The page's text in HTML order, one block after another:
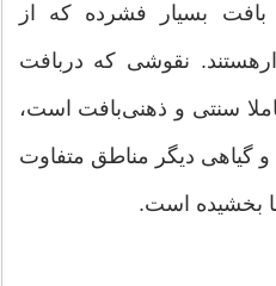
بافت بسیار فشرده که از
نقوشی که دربافت
سنتی و ذهنی‌بافت است،
و گیاهی دیگر مناطق متفاوت
بخشیده است.